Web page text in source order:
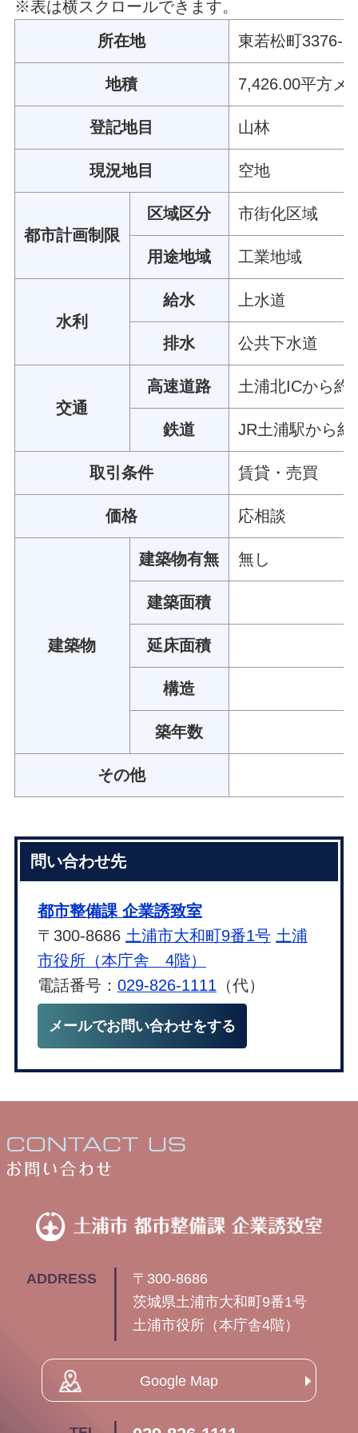
※表は横スクロールできます。
所在地
東若松町3376-9
地積 7,426.00平方メ
登記地目 山林
現況地目 空地
都市計画制限
区域区分 市街化区域
用途地域 工業地域
水利
給水 上水道
排水 公共下水道
交通
高速道路 土浦北ICから約
鉄道 JR土浦駅から約
取引条件 賃貸・売買
価格 応相談
建築物
建築物有無 無し
建築面積
延床面積
構造
築年数
その他
問い合わせ先
都市整備課 企業誘致室
〒300-8686 土浦市大和町9番1号 土浦
市役所（本庁舎 4階）
電話番号： 029-826-1111（代）
メールでお問い合わせをする
ADDRESS
〒300-8686
茨城県土浦市大和町9番1号
土浦市役所（本庁舎4階）
Google Map